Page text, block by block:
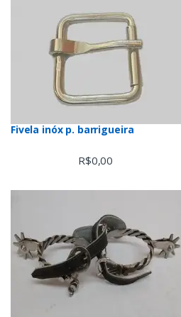
Fivela inóx p. barrigueira
R$0,00